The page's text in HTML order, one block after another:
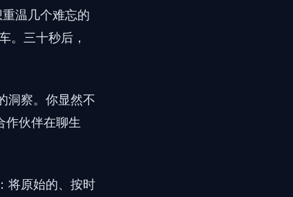
温几个难忘的
。三十秒后，
洞察。你显然不
作伙伴在聊生
将原始的、按时